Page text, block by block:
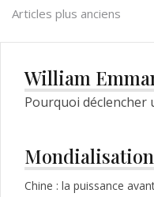
Navigation
des
articles
Articles plus anciens
William
Pourquoi déclencher
Mondialisation
Chine : la puissance